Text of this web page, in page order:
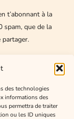
des technologies
informations des
permettra de traiter
ou les ID uniques
t’abonnant à la
spam, que de la